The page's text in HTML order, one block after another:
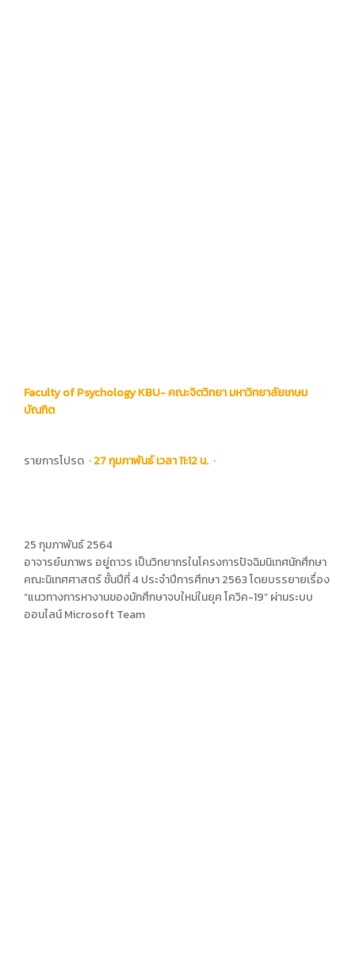
Faculty of Psychology KBU- คณะจิตวิทยา มหาวิทยาลัยเกษม
บัณฑิต
รายการโปรด ·27 กุมภาพันธ์ เวลา 11:12 น. ·
25 กุมภาพันธ์ 2564
อาจารย์นภาพร อยู่ถาวร เป็นวิทยากรในโครงการปัจฉิมนิเทศนักศึกษา
คณะนิเทศศาสตร์ ชั้นปีที่ 4 ประจำปีการศึกษา 2563 โดยบรรยายเรื่อง
“แนวทางการหางานของนักศึกษาจบใหม่ในยุค โควิค-19” ผ่านระบบ
ออนไลน์ Microsoft Team